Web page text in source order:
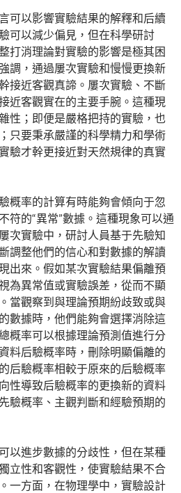
可以影響實驗結果的解釋和后續
可以減少偏見，但在科學研討
打消理論對實驗的影響是極其困
調，通過屢次實驗和慢慢更換新
接近客觀真諦。屢次實驗、不斷
近客觀實在的主要手腕。這種現
性；即便是嚴格把持的實驗，也
只要秉承嚴謹的科學精力和學術
驗才幹更接近對天然規律的真實
概率的計算有時能夠會傾向于忽
符的“異常”數據。這種現象可以通
次實驗中，研討人員基于先驗知
調整他們的信心和對數據的解讀
出來。假如某次實驗結果偏離預
為異常值或實驗誤差，從而不顯
當觀察到與理論預期紛歧致或與
數據時，他們能夠會選擇消除這
概率可以根據理論預測值進行分
料后驗概率時，刪除明顯偏離的
后驗概率相較于原來的后驗概率
性導致后驗概率的更換新的資料
驗概率、主觀判斷和經驗預期的
以進步數據的分歧性，但在某種
立性和客觀性，使實驗結果不合
一方面，在物理學中，實驗設計